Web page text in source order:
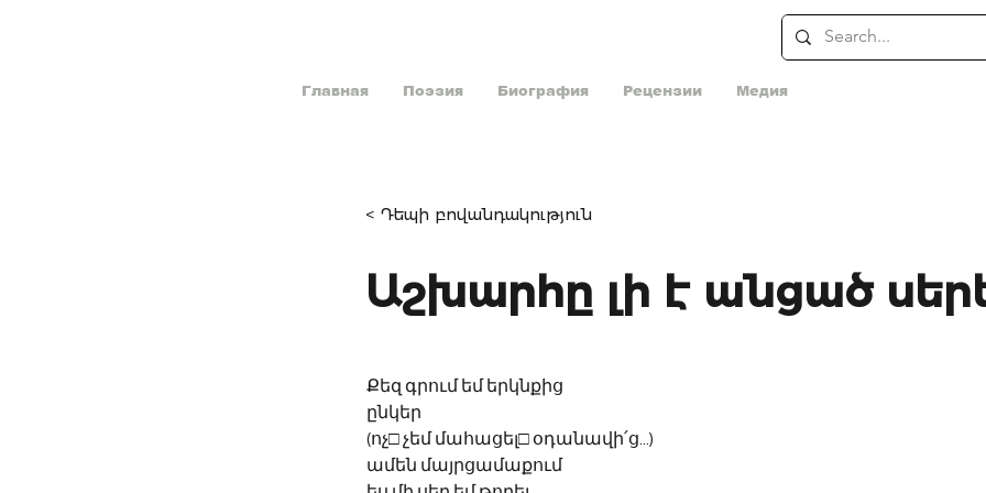
Главная Поэзия Биография Рецензии Медия
< Դեպի բովանդակություն
Աշխարհը լի է անցած
Քեզ գրում եմ երկնքից
ընկեր
(ոչ□ չեմ մահացել□ օդանավի՛ց...)
ամեն մայրցամաքում